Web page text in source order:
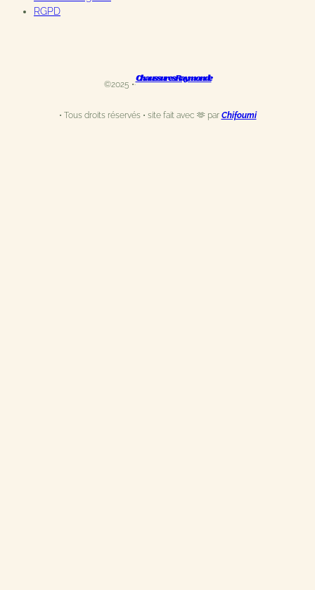
RGPD
©2025 •·Chaussures Raymonde
• Tous droits réservés • site fait avec 🫶 par Chifoumi